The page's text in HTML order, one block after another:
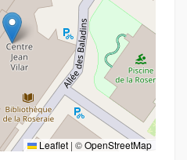
Leaflet | ©OpenStreetMap